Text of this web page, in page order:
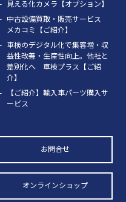
見える化カメラ【オプション】
中古設備買取・販売サービス
メカコミ【ご紹介】
車検のデジタル化で集客増・収
益性改善・生産性向上。他社と
差別化へ 車検プラス【ご紹
介】
【ご紹介】輸入車パーツ購入サ
ービス
お問合せ
オンラインショップ